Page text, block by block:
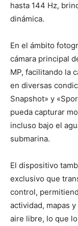
hasta 144 Hz,
dinámica.
En el ámbito
cámara principal
MP, facilitando la
en diversas
Snapshot» y
pueda capturar
incluso bajo el
submarina.
El dispositivo
exclusivo que
control,
actividad, mapas
aire libre, lo que